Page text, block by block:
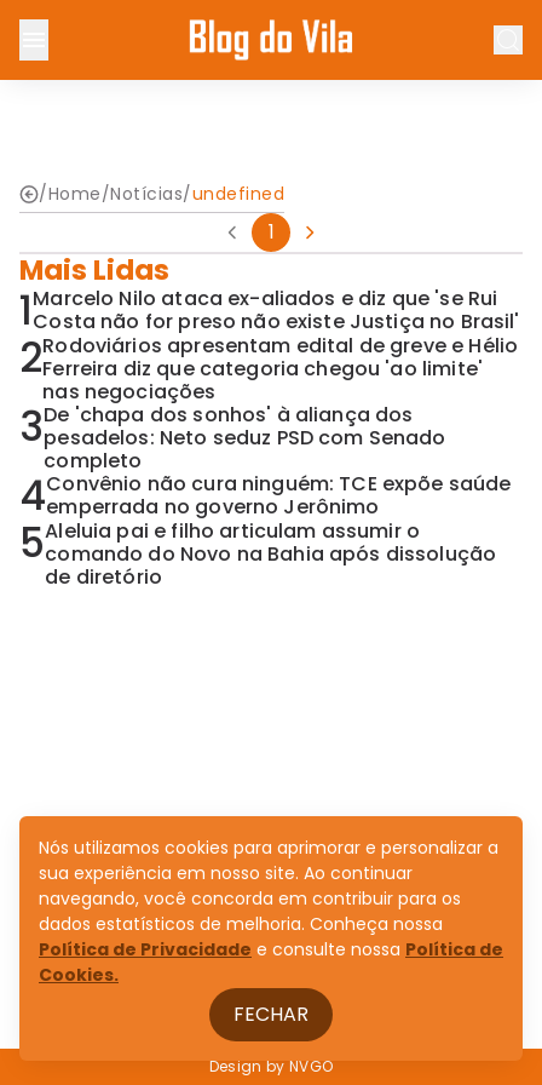
/Home/Notícias/undefined
1
Mais Lidas
1Marcelo Nilo ataca ex-aliados e diz que 'se Rui
Costa não for preso não existe Justiça no Brasil'
2Rodoviários apresentam edital de greve e Hélio
Ferreira diz que categoria chegou 'ao limite'
nas negociações
3De 'chapa dos sonhos' à aliança dos
pesadelos: Neto seduz PSD com Senado
completo
4Convênio não cura ninguém: TCE expõe saúde
emperrada no governo Jerônimo
5Aleluia pai e filho articulam assumir o
comando do Novo na Bahia após dissolução
de diretório
Design byNVGO
Nós utilizamos cookies para aprimorar e personalizar a
sua experiência em nosso site. Ao continuar
navegando, você concorda em contribuir para os
dados estatísticos de melhoria. Conheça nossa
Política de Privacidade e consulte nossa Política de
Cookies.
FECHAR